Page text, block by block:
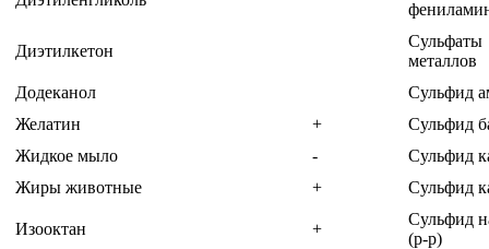
Диэтилкетон
Сульфаты
металлов
Додеканол
Сульфид
Желатин
+
Сульфид
Жидкое мыло
-
Сульфид
Жиры животные
+ Сульфид
Изооктан +
Сульфид
(р-р)